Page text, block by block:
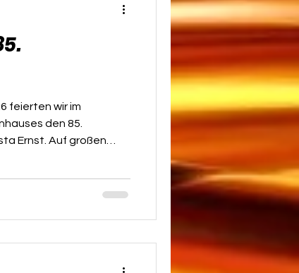
feierten wir im
den 85.
Ernst. Auf großen
bekannten Walter
begleitet ihren